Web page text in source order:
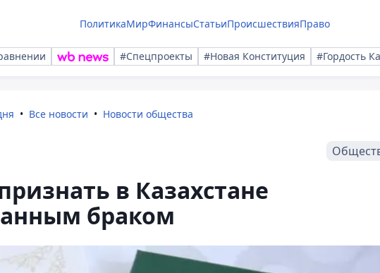
ПолитикаМирФинансыСтатьиПроисшествияПраво
#Спецпроекты #Новая Конституция #Гордость
Все новости Новости общества
в Казахстане
браком